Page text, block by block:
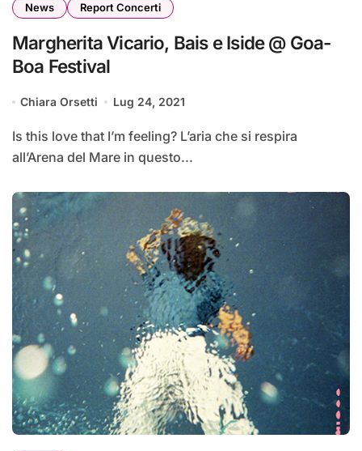
News Report Concerti
Margherita Vicario, Bais e Iside @ Goa-
Boa Festival
Chiara Orsetti Lug 24, 2021
Is this love that I’m feeling? L’aria che si respira
all’Arena del Mare in questo...